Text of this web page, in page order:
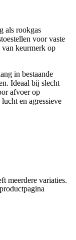
als rookgas
voor vaste
keurmerk op
in bestaande
Ideaal bij slecht
afvoer op
en agressieve
meerdere variaties.